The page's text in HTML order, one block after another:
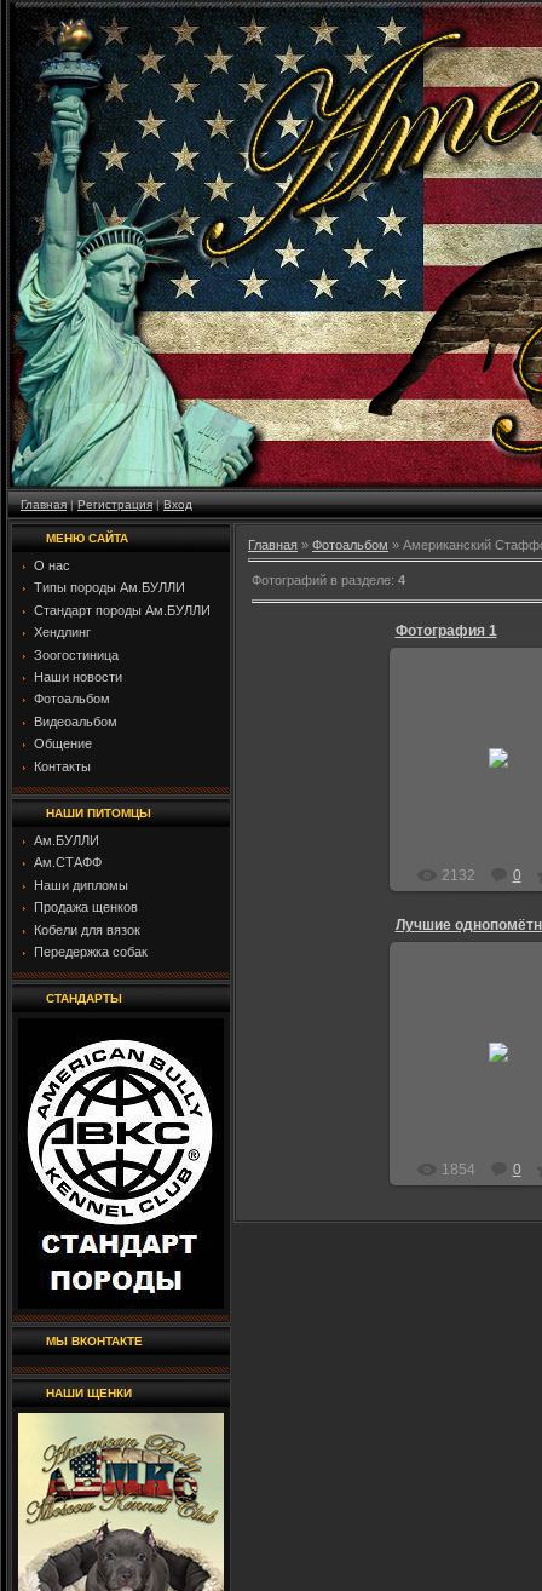
Главная|Регистрация|Вход
МЕНЮ САЙТА
О нас
Типы породы Ам.БУЛЛИ
Стандарт породы Ам.БУЛЛИ
Хендлинг
Зоогостиница
Наши новости
Фотоальбом
Видеоальбом
Общение
Контакты
НАШИ ПИТОМЦЫ
Ам.БУЛЛИ
Ам.СТАФФ
Наши дипломы
Продажа щенков
Кобели для вязок
Передержка собак
СТАНДАРТЫ
МЫ ВКОНТАКТЕ
НАШИ ЩЕНКИ
Главная » Фотоальбом » Американский
Фотографий в разделе: 4
Фотография 1
2132 0
1854 0